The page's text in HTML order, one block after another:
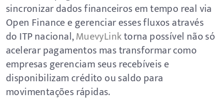
sincronizar dados financeiros em tempo real via
Open Finance e gerenciar esses fluxos através
do ITP nacional,MuevyLinktorna possível não só
acelerar pagamentos mas transformar como
empresas gerenciam seus recebíveis e
disponibilizam crédito ou saldo para
movimentações rápidas.